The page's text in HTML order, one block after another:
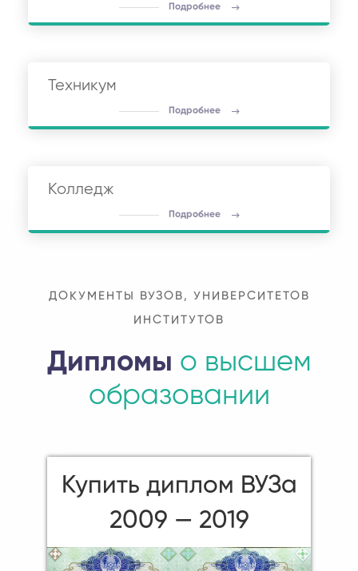
Подробнее
Техникум
Подробнее
Колледж
Подробнее
ДОКУМЕНТЫ ВУЗОВ, УНИВЕРСИТЕТОВ
ИНСТИТУТОВ
Дипломы о высшем
образовании
Купить диплом ВУЗа
2009 — 2019